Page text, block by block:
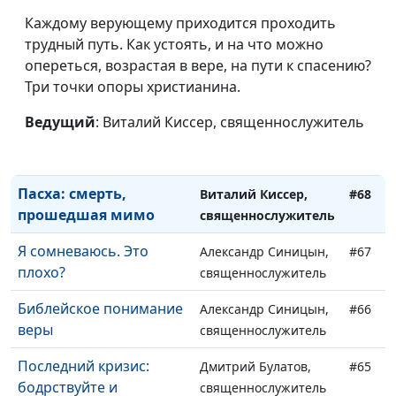
Каждому верующему приходится проходить
трудный путь. Как устоять, и на что можно
опереться, возрастая в вере, на пути к спасению?
Три точки опоры христианина.
Ведущий: Виталий Киссер, священнослужитель
Я не хочу молиться
Александр Синицын,
священнослужитель
Чем заполнить
внутреннюю пустоту
Александр Синицын,
Движущая сила моей
Александр Синицын,
Пасха: смерть,
прошедшая мимо
Виталий Киссер,
священнослужитель
#68
Я сомневаюсь. Это
плохо?
Александр Синицын,
священнослужитель
#67
Библейское понимание
веры
Александр Синицын,
священнослужитель
#66
Последний кризис:
бодрствуйте и
Дмитрий Булатов,
священнослужитель
#65